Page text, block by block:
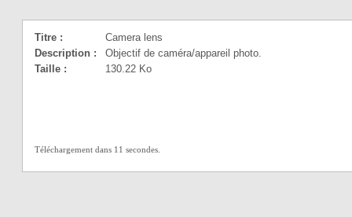
Titre :
Camera lens
Description :
Objectif de caméra/appareil photo.
Taille :
130.22 Ko
Téléchargement dans 10 secondes.